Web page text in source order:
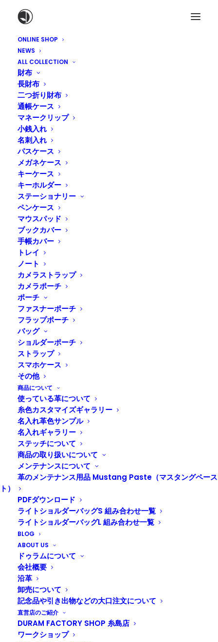
ONLINE SHOP
NEWS
ALL COLLECTION
財布
長財布
二つ折り財布
通帳ケース
マネークリップ
小銭入れ
名刺入れ
パスケース
メガネケース
キーケース
キーホルダー
ステーショナリー
ペンケース
マウスパッド
ブックカバー
手帳カバー
トレイ
ノート
カメラストラップ
カメラポーチ
ポーチ
ファスナーポーチ
フラップポーチ
バッグ
ショルダーポーチ
ストラップ
スマホケース
その他
商品について
使っている革について
糸色カスタマイズギャラリー
名入れ革色サンプル
名入れギャラリー
ステッチについて
商品の取り扱いについて
メンテナンスについて
革のメンテナンス用品 Mustang Paste（マスタングペース
ト）
PDFダウンロード
ライトショルダーバッグS 組み合わせ一覧
ライトショルダーバッグL 組み合わせ一覧
BLOG
ABOUT US
ドゥラムについて
会社概要
沿革
卸売について
記念品や引き出物などの大口注文について
直営店のご紹介
DURAM FACTORY SHOP 糸島店
ワークショップ
Home⁄
DURAM レザートレイC
アクセサリーや名刺を入れるのに丁
度いいサイズのレザートレイ
ナチュラルな質感の革を使ったレザートレイ。ミモザな
どの植物から採れるタンニンを使って加工された革は、
使うほどに味わい深く育ちます。ちょうど名刺が入る大
きさでカードトレイとしてはもちろんアクセサリートレ
イにも最適です。また、こちらの商品は名入れも可能で
す。活版印刷の版を使用したホットスタンプはナチュラ
ルな質感の革に良く合います。ご自身用にはもちろん、
プレゼントやギフトにもオススメです。